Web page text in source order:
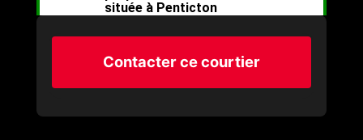
Contacter ce courtier